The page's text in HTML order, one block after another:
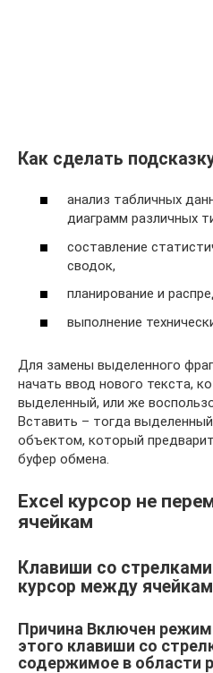
Как сделать
анализ табличных
диаграмм различных
составление
сводок,
планирование и
выполнение
Для замены выделенного
начать ввод нового текста,
выделенный, или же
Вставить – тогда
объектом, который
буфер обмена.
Excel курсор не
ячейкам
Клавиши со
курсор между
Причина Включен режим
этого клавиши со
содержимое в области